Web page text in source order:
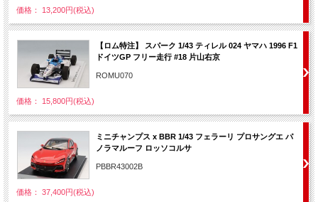
価格： 13,200円(税込)
【ロム特注】 スパーク 1/43 ティレル 024 ヤマハ 1996 F1
ドイツGP フリー走行 #18 片山右京
ROMU070
価格： 15,800円(税込)
ミニチャンプス x BBR 1/43 フェラーリ プロサングエ パ
ノラマルーフ ロッソコルサ
PBBR43002B
価格： 37,400円(税込)